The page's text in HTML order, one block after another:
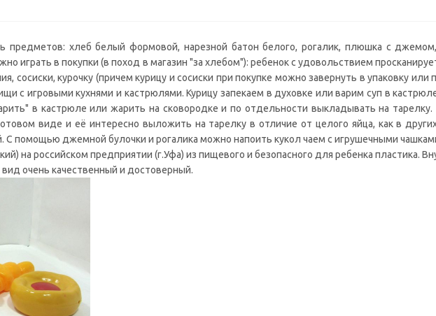
предметов: хлеб белый формовой, нарезной батон белого, рогалик, плюшка с джемом,
играть в покупки (в поход в магазин "за хлебом"): ребенок с удовольствием
сосиски, курочку (причем курицу и сосиски при покупке можно завернуть в упаковку или
с игровыми кухнями и кастрюлями. Курицу запекаем в духовке или варим суп в
в кастрюле или жарить на сковородке и по отдельности выкладывать на
виде и её интересно выложить на тарелку в отличие от целого яйца, как в
С помощью джемной булочки и рогалика можно напоить кукол чаем с игрушечными
на российском предприятии (г.Уфа) из пищевого и безопасного для ребенка пластика.
очень качественный и достоверный.